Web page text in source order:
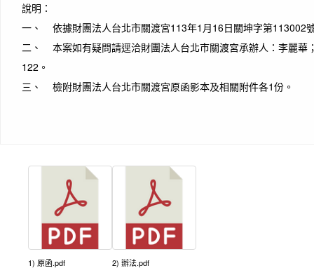
說明：
一、 依據財團法人台北市關渡宮113年1月16日關坤字第113002
二、 本案如有疑問請逕洽財團法人台北市關渡宮承辦人：李麗華
122。
三、 檢附財團法人台北市關渡宮原函影本及相關附件各1份。
1) 原函.pdf 2) 辦法.pdf